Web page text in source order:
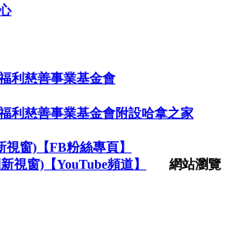
利慈善事業基金會
利慈善事業基金會附設哈拿之家
【FB粉絲專頁】
【YouTube頻道】
網站瀏覽